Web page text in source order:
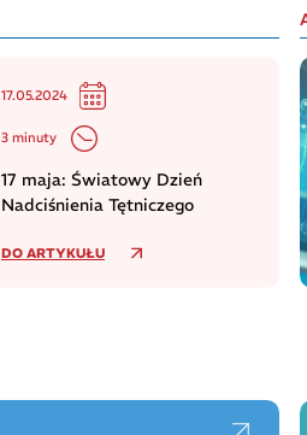
17.05.2024
3 minuty
17 maja: Światowy Dzień
Nadciśnienia Tętniczego
DO ARTYKUŁU